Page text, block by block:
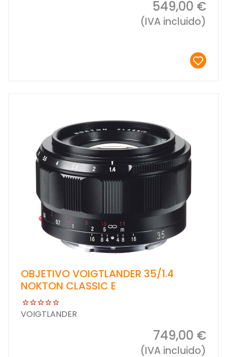
549,00 €
(IVA incluido)
OBJETIVO VOIGTLANDER 35/1.4
NOKTON CLASSIC E
VOIGTLANDER
749,00 €
(IVA incluido)